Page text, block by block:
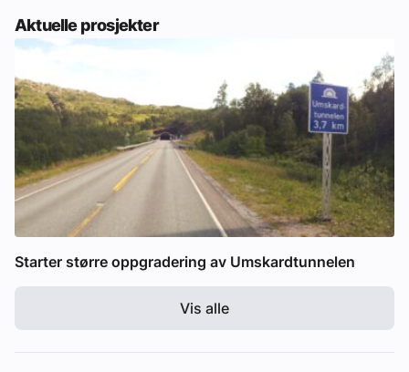
Aktuelle prosjekter
Starter større oppgradering av Umskardtunnelen
Vis alle